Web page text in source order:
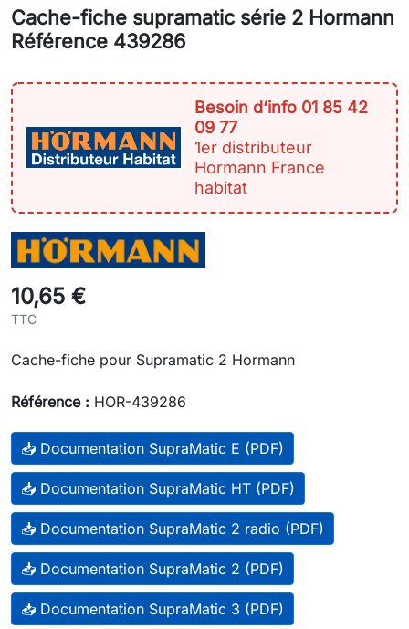
Cache-fiche supramatic série 2 Hormann
Référence 439286
Besoin d‘info 01 85 42
09 77
1er distributeur
Hormann France
habitat
10,65 €
TTC
Cache-fiche pour Supramatic 2 Hormann
Référence : HOR-439286
📥 Documentation SupraMatic E (PDF)
📥 Documentation SupraMatic HT (PDF)
📥 Documentation SupraMatic 2 radio (PDF)
📥 Documentation SupraMatic 2 (PDF)
📥 Documentation SupraMatic 3 (PDF)